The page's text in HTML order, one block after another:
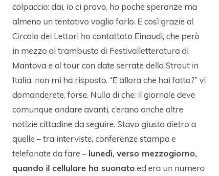
colpaccio: dai, io ci provo, ho poche speranze ma
almeno un tentativo voglio farlo. E così grazie al
Circolo dei Lettori ho contattato Einaudi, che però
in mezzo al trambusto di Festivalletteratura di
Mantova e al tour con date serrate della Strout in
Italia, non mi ha risposto. “E allora che hai fatto?” vi
domanderete, forse. Nulla di che: il giornale deve
comunque andare avanti, c’erano anche altre
notizie cittadine da seguire. Stavo giusto dietro a
quelle – tra interviste, conferenze stampa e
telefonate da fare – lunedì, verso mezzogiorno,
quando il cellulare ha suonato ed era un numero